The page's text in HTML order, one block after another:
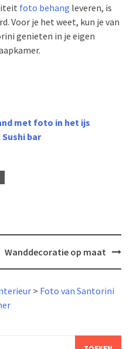
foto behang leveren, is
Voor je het weet, kun je van
genieten in je eigen
met foto in het ijs
bar
Wanddecoratie op maat
> Foto van Santorini